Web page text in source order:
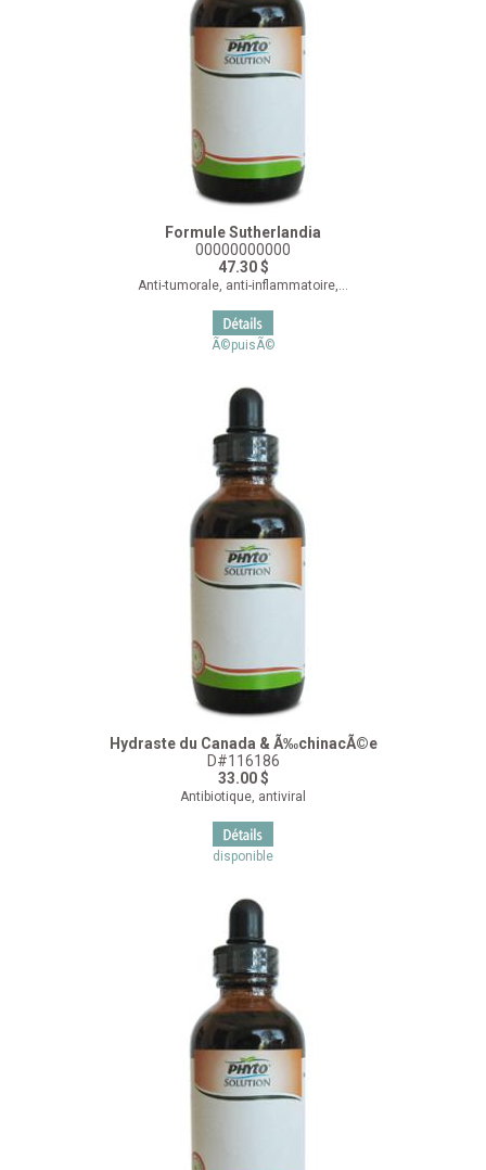
Formule Sutherlandia
00000000000
47.30 $
Anti-tumorale, anti-inflammatoire,...
Ã©puisÃ©
Hydraste du Canada & Ã‰chinacÃ©e
D#116186
33.00 $
Antibiotique, antiviral
disponible